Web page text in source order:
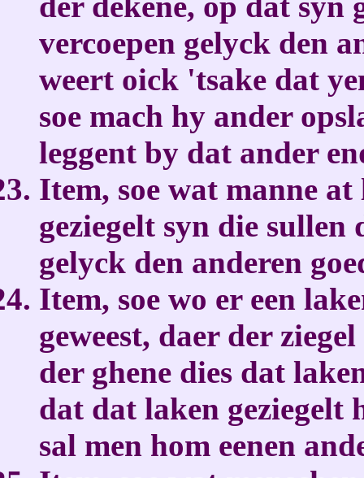
vercoepen gelyck den
weert oick 'tsake dat
soe mach hy ander
leggent by dat ander
Item, soe wat manne
geziegelt syn die
gelyck den anderen
Item, soe wo er een
geweest, daer der
der ghene dies dat
dat dat laken geziegelt
sal men hom eenen